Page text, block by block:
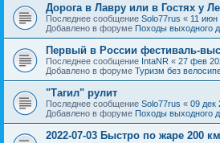
Дорога в Лавру или в Гостях у
Последнее сообщение Solo77rus « 11 июн
Добавлено в форуме Походы выходного
Первый в России фестиваль-
Последнее сообщение IntaNR « 27 фев
Добавлено в форуме Туризм без
"Тагил" рулит
Последнее сообщение Solo77rus « 09 дек
Добавлено в форуме Походы выходного
2022-07-03 Быстро по жаре 200 км